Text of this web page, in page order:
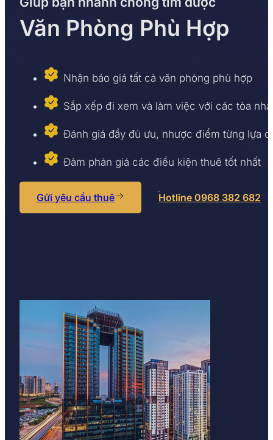
Văn Phòng Phù Hợp
Nhận báo giá tất cả văn phòng phù hợp
Sắp xếp đi xem và làm việc với các tòa nhà
Đánh giá đầy đủ ưu, nhược điểm từng lựa
Đàm phán giá các điều kiện thuê tốt nhất
Gửi yêu cầu thuê Hotline 0968 382 682